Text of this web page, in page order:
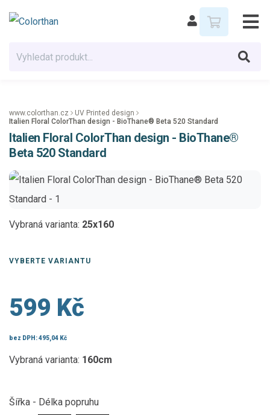
www.colorthan.cz
UV Printed design
Italien Floral ColorThan design - BioThane® Beta 520 Standard
Italien Floral ColorThan design - BioThane®
Beta 520 Standard
Vybraná varianta: 25x160
VYBERTE VARIANTU
599 Kč
bez DPH:495,04 Kč
Vybraná varianta: 160cm
Šířka - Délka popruhu